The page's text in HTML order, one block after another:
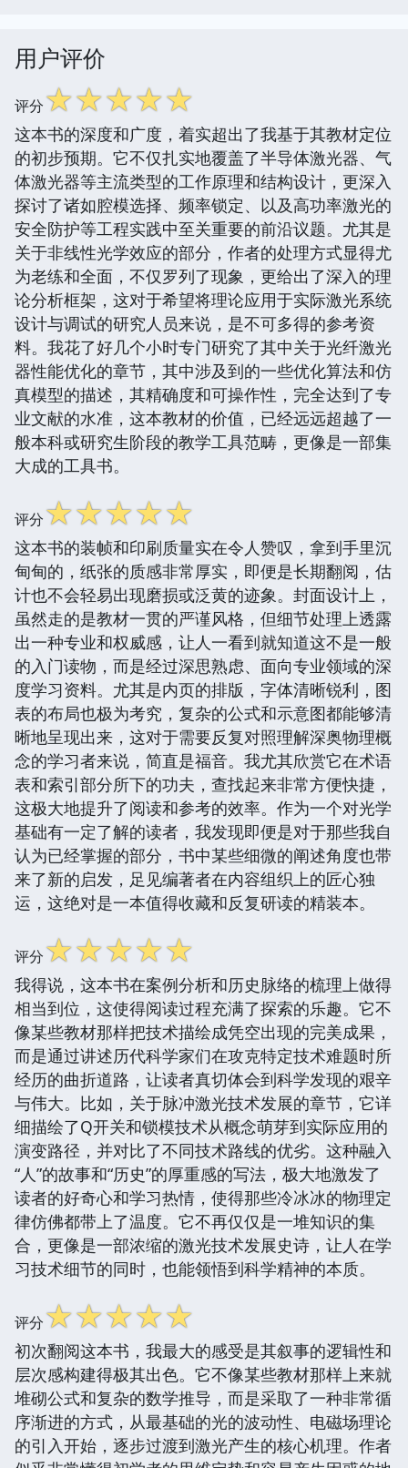
用户评价
评分☆☆☆☆☆
这本书的深度和广度，着实超出了我基于其教材定位
的初步预期。它不仅扎实地覆盖了半导体激光器、气
体激光器等主流类型的工作原理和结构设计，更深入
探讨了诸如腔模选择、频率锁定、以及高功率激光的
安全防护等工程实践中至关重要的前沿议题。尤其是
关于非线性光学效应的部分，作者的处理方式显得尤
为老练和全面，不仅罗列了现象，更给出了深入的理
论分析框架，这对于希望将理论应用于实际激光系统
设计与调试的研究人员来说，是不可多得的参考资
料。我花了好几个小时专门研究了其中关于光纤激光
器性能优化的章节，其中涉及到的一些优化算法和仿
真模型的描述，其精确度和可操作性，完全达到了专
业文献的水准，这本教材的价值，已经远远超越了一
般本科或研究生阶段的教学工具范畴，更像是一部集
大成的工具书。
评分☆☆☆☆☆
这本书的装帧和印刷质量实在令人赞叹，拿到手里沉
甸甸的，纸张的质感非常厚实，即便是长期翻阅，估
计也不会轻易出现磨损或泛黄的迹象。封面设计上，
虽然走的是教材一贯的严谨风格，但细节处理上透露
出一种专业和权威感，让人一看到就知道这不是一般
的入门读物，而是经过深思熟虑、面向专业领域的深
度学习资料。尤其是内页的排版，字体清晰锐利，图
表的布局也极为考究，复杂的公式和示意图都能够清
晰地呈现出来，这对于需要反复对照理解深奥物理概
念的学习者来说，简直是福音。我尤其欣赏它在术语
表和索引部分所下的功夫，查找起来非常方便快捷，
这极大地提升了阅读和参考的效率。作为一个对光学
基础有一定了解的读者，我发现即便是对于那些我自
认为已经掌握的部分，书中某些细微的阐述角度也带
来了新的启发，足见编著者在内容组织上的匠心独
运，这绝对是一本值得收藏和反复研读的精装本。
评分☆☆☆☆☆
我得说，这本书在案例分析和历史脉络的梳理上做得
相当到位，这使得阅读过程充满了探索的乐趣。它不
像某些教材那样把技术描绘成凭空出现的完美成果，
而是通过讲述历代科学家们在攻克特定技术难题时所
经历的曲折道路，让读者真切体会到科学发现的艰辛
与伟大。比如，关于脉冲激光技术发展的章节，它详
细描绘了Q开关和锁模技术从概念萌芽到实际应用的
演变路径，并对比了不同技术路线的优劣。这种融入
“人”的故事和“历史”的厚重感的写法，极大地激发了
读者的好奇心和学习热情，使得那些冷冰冰的物理定
律仿佛都带上了温度。它不再仅仅是一堆知识的集
合，更像是一部浓缩的激光技术发展史诗，让人在学
习技术细节的同时，也能领悟到科学精神的本质。
评分☆☆☆☆☆
初次翻阅这本书，我最大的感受是其叙事的逻辑性和
层次感构建得极其出色。它不像某些教材那样上来就
堆砌公式和复杂的数学推导，而是采取了一种非常循
序渐进的方式，从最基础的光的波动性、电磁场理论
的引入开始，逐步过渡到激光产生的核心机理。作者